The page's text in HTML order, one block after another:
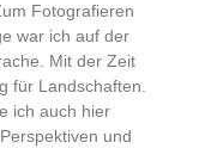
Fotografieren
war ich auf der
Mit der Zeit
für Landschaften.
ich auch hier
und